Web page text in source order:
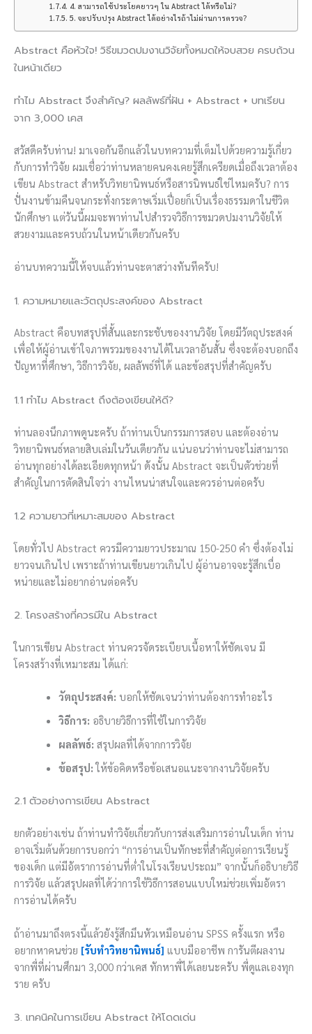
4. สามารถใช้ประโยคยาวๆ ใน Abstract ได้หรือไม่?
5. จะปรับปรุง Abstract ได้อย่างไรถ้าไม่ผ่านการตรวจ?
Abstract คือหัวใจ! วิธีขมวดปมงานวิจัยทั้งหมดให้จบสวย ครบถ้วน
ในหน้าเดียว
ทำไม Abstract จึงสำคัญ? ผลลัพธ์ที่ฝัน + Abstract + บทเรียน
จาก 3,000 เคส
สวัสดีครับท่าน! มาเจอกันอีกแล้วในบทความที่เต็มไปด้วยความรู้เกี่ยว
กับการทำวิจัย ผมเชื่อว่าท่านหลายคนคงเคยรู้สึกเครียดเมื่อถึงเวลาต้อง
เขียน Abstract สำหรับวิทยานิพนธ์หรือสารนิพนธ์ใช่ไหมครับ? การ
ปั่นงานข้ามคืนจนกระทั่งกระดาษเริ่มเปื่อยก็เป็นเรื่องธรรมดาในชีวิต
นักศึกษา แต่วันนี้ผมจะพาท่านไปสำรวจวิธีการขมวดปมงานวิจัยให้
สวยงามและครบถ้วนในหน้าเดียวกันครับ
อ่านบทความนี้ให้จบแล้วท่านจะตาสว่างทันทีครับ!
1. ความหมายและวัตถุประสงค์ของ Abstract
Abstract คือบทสรุปที่สั้นและกระชับของงานวิจัย โดยมีวัตถุประสงค์
เพื่อให้ผู้อ่านเข้าใจภาพรวมของงานได้ในเวลาอันสั้น ซึ่งจะต้องบอกถึง
ปัญหาที่ศึกษา, วิธีการวิจัย, ผลลัพธ์ที่ได้ และข้อสรุปที่สำคัญครับ
1.1 ทำไม Abstract ถึงต้องเขียนให้ดี?
ท่านลองนึกภาพดูนะครับ ถ้าท่านเป็นกรรมการสอบ และต้องอ่าน
วิทยานิพนธ์หลายสิบเล่มในวันเดียวกัน แน่นอนว่าท่านจะไม่สามารถ
อ่านทุกอย่างได้ละเอียดทุกหน้า ดังนั้น Abstract จะเป็นตัวช่วยที่
สำคัญในการตัดสินใจว่า งานไหนน่าสนใจและควรอ่านต่อครับ
1.2 ความยาวที่เหมาะสมของ Abstract
โดยทั่วไป Abstract ควรมีความยาวประมาณ 150-250 คำ ซึ่งต้องไม่
ยาวจนเกินไป เพราะถ้าท่านเขียนยาวเกินไป ผู้อ่านอาจจะรู้สึกเบื่อ
หน่ายและไม่อยากอ่านต่อครับ
2. โครงสร้างที่ควรมีใน Abstract
ในการเขียน Abstract ท่านควรจัดระเบียบเนื้อหาให้ชัดเจน มี
โครงสร้างที่เหมาะสม ได้แก่:
วัตถุประสงค์: บอกให้ชัดเจนว่าท่านต้องการทำอะไร
วิธีการ: อธิบายวิธีการที่ใช้ในการวิจัย
ผลลัพธ์: สรุปผลที่ได้จากการวิจัย
ข้อสรุป: ให้ข้อคิดหรือข้อเสนอแนะจากงานวิจัยครับ
2.1 ตัวอย่างการเขียน Abstract
ยกตัวอย่างเช่น ถ้าท่านทำวิจัยเกี่ยวกับการส่งเสริมการอ่านในเด็ก ท่าน
อาจเริ่มต้นด้วยการบอกว่า “การอ่านเป็นทักษะที่สำคัญต่อการเรียนรู้
ของเด็ก แต่มีอัตราการอ่านที่ต่ำในโรงเรียนประถม” จากนั้นก็อธิบายวิธี
การวิจัย แล้วสรุปผลที่ได้ว่าการใช้วิธีการสอนแบบใหม่ช่วยเพิ่มอัตรา
การอ่านได้ครับ
ถ้าอ่านมาถึงตรงนี้แล้วยังรู้สึกมึนหัวเหมือนอ่าน SPSS ครั้งแรก หรือ
อยากหาคนช่วย [รับทำวิทยานิพนธ์] แบบมืออาชีพ การันตีผลงาน
จากพี่ที่ผ่านศึกมา 3,000 กว่าเคส ทักหาพี่ได้เลยนะครับ พี่ดูแลเองทุก
ราย ครับ
3. เทคนิคในการเขียน Abstract ให้โดดเด่น